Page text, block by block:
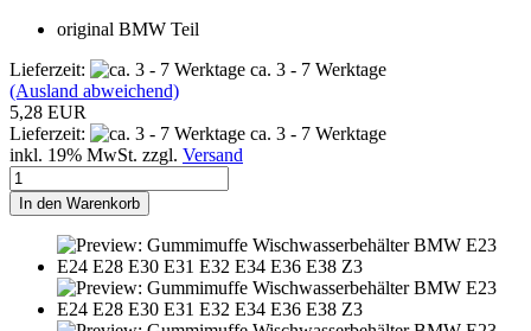
original BMW Teil
Lieferzeit:
ca. 3 - 7 Werktage
(Ausland abweichend)
5,28 EUR
Lieferzeit:
ca. 3 - 7 Werktage
inkl. 19% MwSt. zzgl. Versand
In den Warenkorb